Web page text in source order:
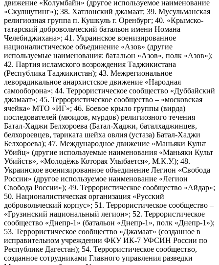
движение «Колумбайн» (другое используемое наименование
«Скулшутинг»); 38. Хатлонский джамаат; 39. Мусульманская
религиозная группа п. Кушкуль г. Оренбург; 40. «Крымско-
татарский добровольческий батальон имени Номана
Челебиджихана»; 41. Украинское военизированное
националистическое объединение «Азов» (другие
используемые наименования: батальон «Азов», полк «Азов»);
42. Партия исламского возрождения Таджикистана
(Республика Таджикистан); 43. Межрегиональное
леворадикальное анархистское движение «Народная
самооборона»; 44. Террористическое сообщество «Дуббайский
джамаат»; 45. Террористическое сообщество – «московская
ячейка» МТО «ИГ»; 46. Боевое крыло группы (вирда)
последователей (мюидов, мурдов) религиозного течения
Батал-Хаджи Белхороева (Батал-Хаджи, баталхаджинцев,
белхороевцев, тариката шейха овлия (устаза) Батал-Хаджи
Белхороева); 47. Международное движение «Маньяки Культ
Убийц» (другие используемые наименования «Маньяки Культ
Убийств», «Молодёжь Которая Улыбается», М.К.У.); 48.
Украинское военизированное объединение Легион «Свобода
России» (другое используемое наименование «Легион
Свобода России»); 49. Террористическое сообщество «Айдар»;
50. Националистическая организация «Русский
добровольческий корпус»; 51. Террористическое сообщество –
«Грузинский национальный легион»; 52. Террористическое
сообщество «Днепр-1» (батальон «Днепр-1», полк «Днепр-1»);
53. Террористическое сообщество «Джамаат» (созданное в
исправительном учреждении ФКУ ИК-7 УФСИН России по
Республике Дагестан); 54. Террористическое сообщество,
созданное сотрудниками Главного управления разведки